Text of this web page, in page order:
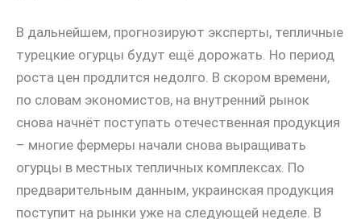
В дальнейшем, прогнозируют эксперты, тепличные
турецкие огурцы будут ещё дорожать. Но период
роста цен продлится недолго. В скором времени,
по словам экономистов, на внутренний рынок
снова начнёт поступать отечественная продукция
– многие фермеры начали снова выращивать
огурцы в местных тепличных комплексах. По
предварительным данным, украинская продукция
поступит на рынки уже на следующей неделе. В